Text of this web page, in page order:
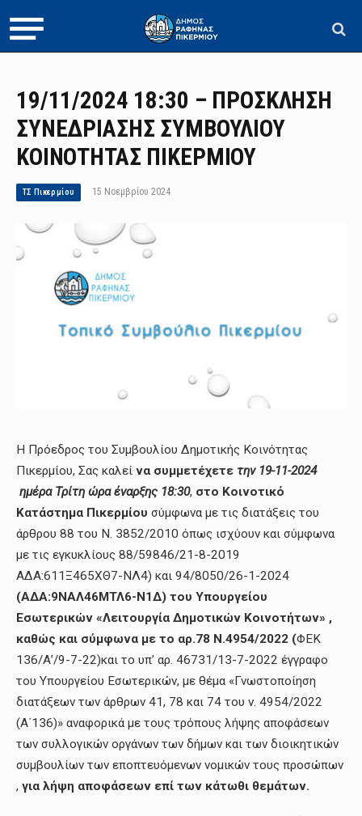
19/11/2024 18:30 – ΠΡΟΣΚΛΗΣΗ
ΣΥΝΕΔΡΙΑΣΗΣ ΣΥΜΒΟΥΛΙΟΥ
ΚΟΙΝΟΤΗΤΑΣ ΠΙΚΕΡΜΙΟΥ
ΤΣ Πικερμίου 15 Νοεμβρίου 2024
H Πρόεδρος του Συμβουλίου Δημοτικής Κοινότητας
Πικερμίου, Σας καλεί να συμμετέχετε την 19-11-2024
ημέρα Τρίτη ώρα έναρξης 18:30, στο Κοινοτικό
Κατάστημα Πικερμίου σύμφωνα με τις διατάξεις του
άρθρου 88 του Ν. 3852/2010 όπως ισχύουν και σύμφωνα
με τις εγκυκλίους 88/59846/21-8-2019
ΑΔΑ:611Ξ465ΧΘ7-ΝΛ4) και 94/8050/26-1-2024
(ΑΔΑ:9ΝΑΛ46ΜΤΛ6-Ν1Δ) του Υπουργείου
Εσωτερικών «Λειτουργία Δημοτικών Κοινοτήτων» ,
καθώς και σύμφωνα με το αρ.78 Ν.4954/2022 (ΦΕΚ
136/Α’/9-7-22)και το υπ’ αρ. 46731/13-7-2022 έγγραφο
του Υπουργείου Εσωτερικών, με θέμα «Γνωστοποίηση
διατάξεων των άρθρων 41, 78 και 74 του ν. 4954/2022
(Α΄136)» αναφορικά με τους τρόπους λήψης αποφάσεων
των συλλογικών οργάνων των δήμων και των διοικητικών
συμβουλίων των εποπτευόμενων νομικών τους προσώπων
, για λήψη αποφάσεων επί των κάτωθι θεμάτων.